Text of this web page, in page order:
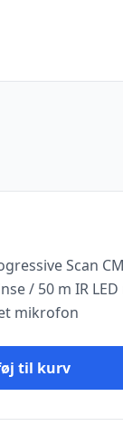
Scan
/ 50 m IR
mikrofon
til kurv